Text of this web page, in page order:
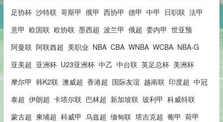
足协杯 沙特联 哥斯甲 俄甲 西协甲 德甲 中甲 日职联 法甲
意甲 欧国联 欧协联 墨西超 波兰甲 俄超 委内甲 世亚预
阿曼联 阿联酋超 美职业 NBA CBA WNBA WCBA NBA-G
亚美超 亚洲杯 U23亚洲杯 中乙 中台联 英足总杯 美洲杯
摩尔甲 韩K2联 澳威超 香港超 国际友谊 越南联 印度超 中冠
泰超 伊朗超 卡塔尔联 巴林超 新加坡联 玻利甲 科威特联
蒙古超 柬埔超 科威甲 乌兹超 缅甸联 塔吉克超 葡甲 荷甲